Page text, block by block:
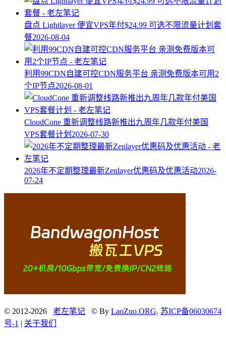
盘点 Lightlayer 便宜VPS年付$24.99 可选不限流量计划套
餐2026-08-04
利用99CDN自建可控CDN服务平台 亲测免费版本可用2
个IP节点2026-08-01
CloudCone 重新调整线路新推出九周年几款年付美国
VPS套餐计划 2026-07-30
2026年不定期整理最新Zenlayer优惠码及优惠活动2026-
07-24
© 2012-2026 老左笔记 © By LaoZuo.ORG. 苏ICP备06030674
号-1 | 关于我们